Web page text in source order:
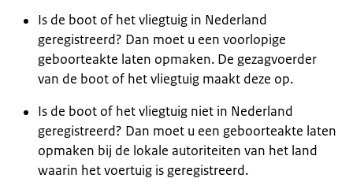
Is de boot of het vliegtuig in Nederland
geregistreerd? Dan moet u een voorlopige
geboorteakte laten opmaken. De gezagvoerder
van de boot of het vliegtuig maakt deze op.
Is de boot of het vliegtuig niet in Nederland
geregistreerd? Dan moet u een geboorteakte laten
opmaken bij de lokale autoriteiten van het land
waarin het voertuig is geregistreerd.